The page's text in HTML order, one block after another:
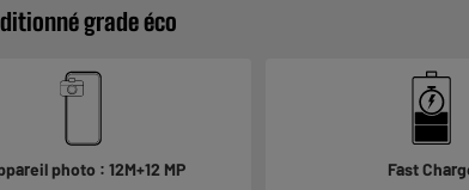
grade éco
photo : 12M+12 MP Fast